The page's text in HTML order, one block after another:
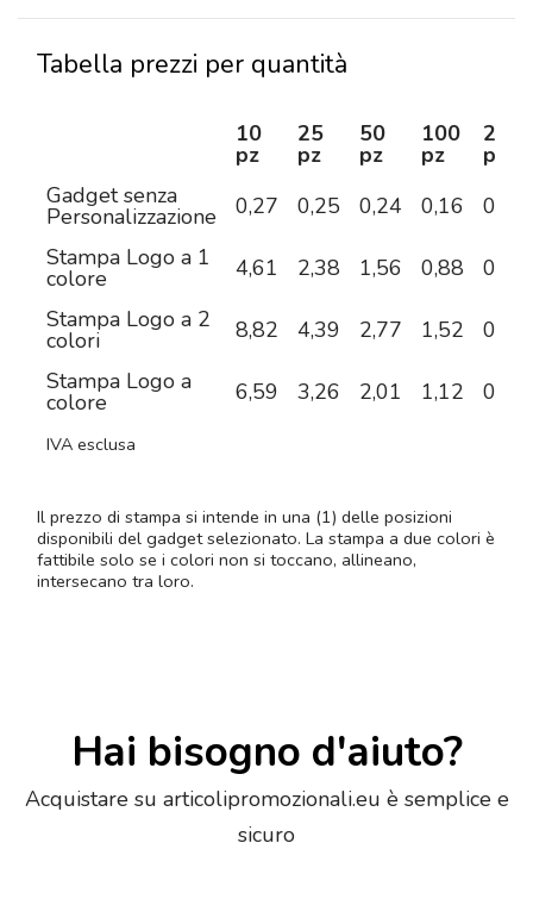
Tabella prezzi per quantità
10
pz
25
pz
50
pz
100
pz
250
pz
Gadget senza
Personalizzazione 0,27 0,25 0,24 0,16
0,15
Stampa Logo a 1
colore 4,61 2,38 1,56 0,88
0,55
Stampa Logo a 2
colori 8,82 4,39 2,77 1,52
0,88
Stampa Logo a
colore 6,59 3,26 2,01 1,12 0,72
IVA esclusa
Il prezzo di stampa si intende in una (1) delle posizioni
disponibili del gadget selezionato. La stampa a due colori è
fattibile solo se i colori non si toccano, allineano,
intersecano tra loro.
Hai bisogno d'aiuto?
Acquistare su articolipromozionali.eu è semplice e
sicuro